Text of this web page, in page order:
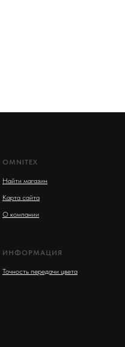
OMNITEX
Найти магазин
Карта сайта
О компании
ИНФОРМАЦИЯ
Точность передачи цвета